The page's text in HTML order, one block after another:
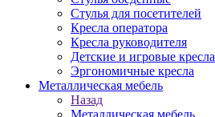
Стулья для посетителей
Кресла оператора
Кресла руководителя
Детские и игровые кресла
Эргономичные кресла
Металлическая мебель
Назад
Металлическая мебель